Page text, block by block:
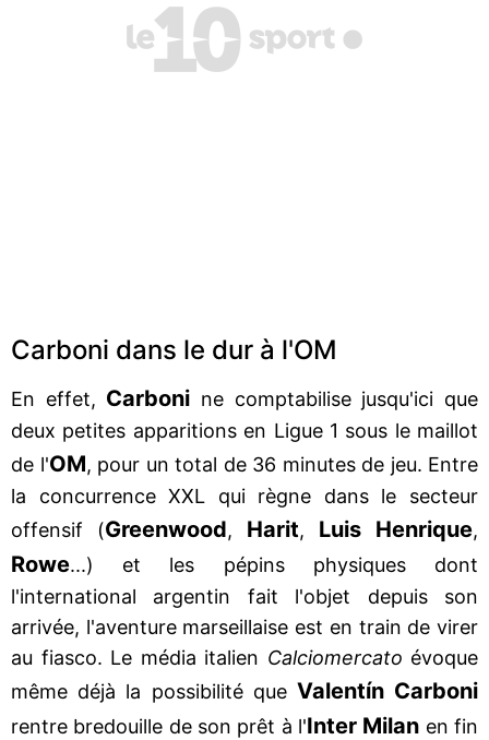
Carboni dans le dur à l'OM
En effet, Carboni ne comptabilise jusqu'ici que
deux petites apparitions en Ligue 1 sous le maillot
de l'OM, pour un total de 36 minutes de jeu. Entre
la concurrence XXL qui règne dans le secteur
offensif (Greenwood, Harit, Luis Henrique,
Rowe...) et les pépins physiques dont
l'international argentin fait l'objet depuis son
arrivée, l'aventure marseillaise est en train de virer
au fiasco. Le média italien Calciomercato évoque
même déjà la possibilité que Valentín Carboni
rentre bredouille de son prêt à l'Inter Milan en fin